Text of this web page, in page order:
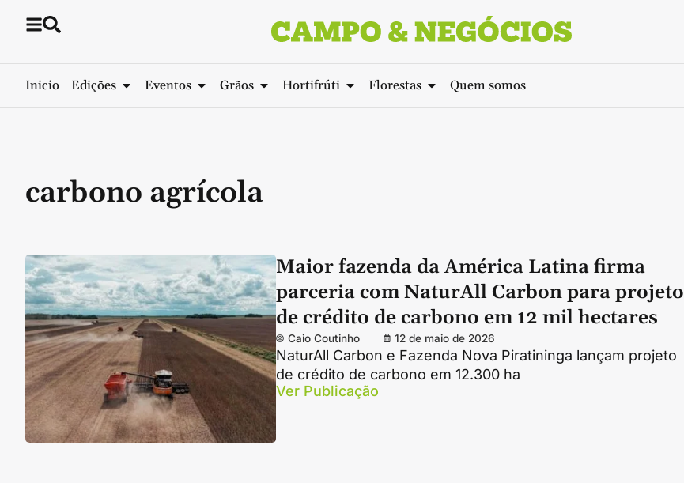
Inicio Edições Eventos Grãos Hortifrúti Florestas Quem somos
carbono agrícola
Maior fazenda da América Latina firma
parceria com NaturAll Carbon para projeto
de crédito de carbono em 12 mil hectares
Caio Coutinho 12 de maio de 2026
NaturAll Carbon e Fazenda Nova Piratininga lançam projeto
de crédito de carbono em 12.300 ha
Ver Publicação